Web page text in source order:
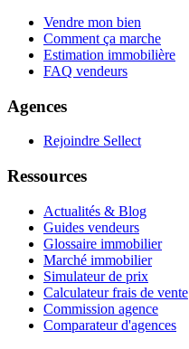
Vendre mon bien
Comment ça marche
Estimation immobilière
FAQ vendeurs
Agences
Rejoindre Sellect
Ressources
Actualités & Blog
Guides vendeurs
Glossaire immobilier
Marché immobilier
Simulateur de prix
Calculateur frais de vente
Commission agence
Comparateur d'agences